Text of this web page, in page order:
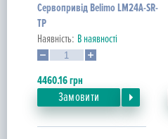
Сервопривід Belimo LM24A-SR-
TP
Наявність: В наявності
4460.16грн
Замовити